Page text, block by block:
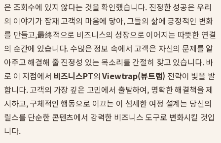
은 조회수에 있지 않다는 것을 확인했습니다. 진정한 성공은 우리
의 이야기가 잠재 고객의 마음에 닿아, 그들의 삶에 긍정적인 변화
를 만들고,最终적으로 비즈니스의 성장으로 이어지는 따뜻한 연결
의 순간에 있습니다. 수많은 정보 속에서 고객은 자신의 문제를 알
아주고 해결해 줄 진정성 있는 목소리를 간절히 찾고 있습니다. 바
로 이 지점에서 비즈니스PT의Viewtrap(뷰트랩) 전략이 빛을 발
합니다. 고객의 가장 깊은 고민에서 출발하여, 명확한 해결책을 제
시하고, 구체적인 행동으로 이끄는 이 섬세한 여정 설계는 당신의
릴스를 단순한 콘텐츠에서 강력한 비즈니스 도구로 변화시킬 것입
니다.